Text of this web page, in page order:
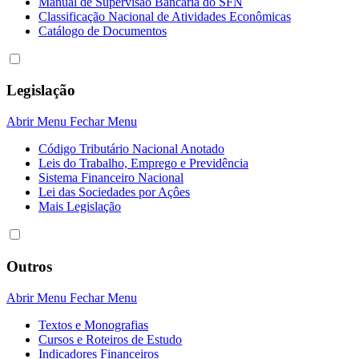
Classificação Nacional de Atividades Econômicas
Catálogo de Documentos
Legislação
Abrir Menu Fechar Menu
Código Tributário Nacional Anotado
Leis do Trabalho, Emprego e Previdência
Sistema Financeiro Nacional
Lei das Sociedades por Açôes
Mais Legislação
Outros
Abrir Menu Fechar Menu
Textos e Monografias
Cursos e Roteiros de Estudo
Indicadores Financeiros